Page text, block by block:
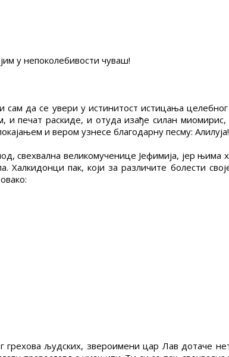
у непоколебивости чуваш!
сам да се увери у истинитост истицања
и печат раскиде, и отуда изађе силан
и вером узнесе благодарну песму: Алилуја!
свехвална великомученице Јефимија, јер њима
Халкидонци пак, који за различите болести
људских, звероимени цар Лав дотаче